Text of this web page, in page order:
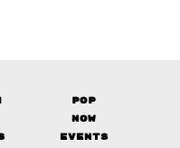
Pop
Now
Events